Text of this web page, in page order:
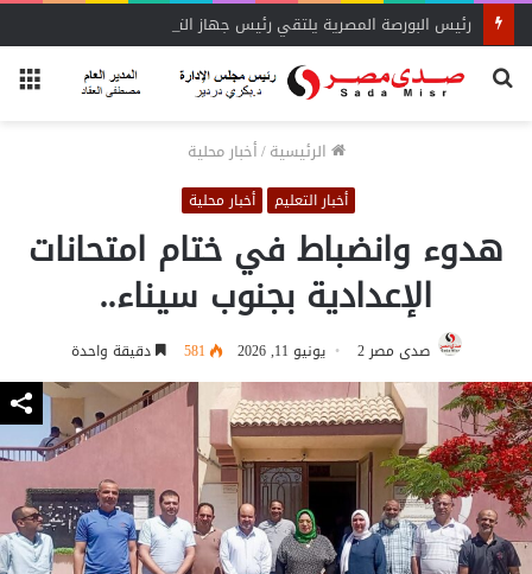
رئيس البورصة المصرية يلتقي رئيس جهاز التمثيل التجاري
بحث
الرئيسية/أخبار محلية
أخبار التعليم أخبار محلية
هدوء وانضباط في ختام امتحانات
الإعدادية بجنوب سيناء..
صدى مصر 2 يونيو 11, 2026 581 دقيقة واحدة